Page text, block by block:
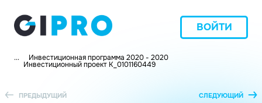
ВОЙТИ
... Инвестиционная программа 2020 - 2020
Инвестиционный проект K_0101160449
ПРЕДЫДУЩИЙ СЛЕДУЮЩИЙ